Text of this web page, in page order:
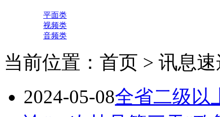
平面类
视频类
音频类
当前位置：首页 > 讯息
2024-05-08全省二级以